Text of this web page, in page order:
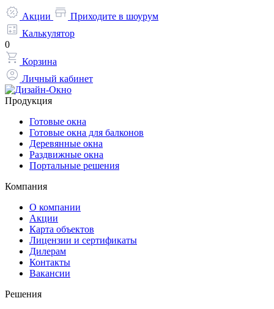
Акции
Приходите в шоурум
Калькулятор
0
Корзина
Личный кабинет
Продукция
Готовые окна
Готовые окна для балконов
Деревянные окна
Раздвижные окна
Портальные решения
Компания
О компании
Акции
Карта объектов
Лицензии и сертификаты
Дилерам
Контакты
Вакансии
Решения